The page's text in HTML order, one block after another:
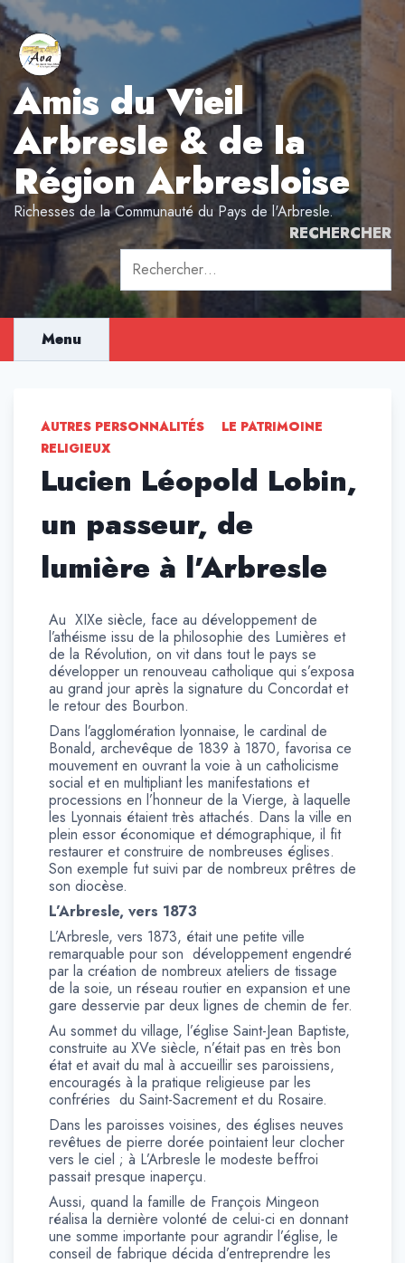
Aller
au
contenu
Amis du Vieil
Arbresle & de la
Région Arbresloise
Richesses de la Communauté du Pays de l'Arbresle.
RECHERCHER
Rechercher :
Menu
AUTRES PERSONNALITÉS
LE PATRIMOINE
RELIGIEUX
Lucien Léopold Lobin,
un passeur, de
lumière à l’Arbresle
Au XIXe siècle, face au développement de
l’athéisme issu de la philosophie des Lumières et
de la Révolution, on vit dans tout le pays se
développer un renouveau catholique qui s’exposa
au grand jour après la signature du Concordat et
le retour des Bourbon.
Dans l’agglomération lyonnaise, le cardinal de
Bonald, archevêque de 1839 à 1870, favorisa ce
mouvement en ouvrant la voie à un catholicisme
social et en multipliant les manifestations et
processions en l’honneur de la Vierge, à laquelle
les Lyonnais étaient très attachés. Dans la ville en
plein essor économique et démographique, il fit
restaurer et construire de nombreuses églises.
Son exemple fut suivi par de nombreux prêtres de
son diocèse.
L’Arbresle, vers 1873
L’Arbresle, vers 1873, était une petite ville
remarquable pour son développement engendré
par la création de nombreux ateliers de tissage
de la soie, un réseau routier en expansion et une
gare desservie par deux lignes de chemin de fer.
Au sommet du village, l’église Saint-Jean Baptiste,
construite au XVe siècle, n’était pas en très bon
état et avait du mal à accueillir ses paroissiens,
encouragés à la pratique religieuse par les
confréries du Saint-Sacrement et du Rosaire.
Dans les paroisses voisines, des églises neuves
revêtues de pierre dorée pointaient leur clocher
vers le ciel ; à L’Arbresle le modeste beffroi
passait presque inaperçu.
Aussi, quand la famille de François Mingeon
réalisa la dernière volonté de celui-ci en donnant
une somme importante pour agrandir l’église, le
conseil de fabrique décida d’entreprendre les